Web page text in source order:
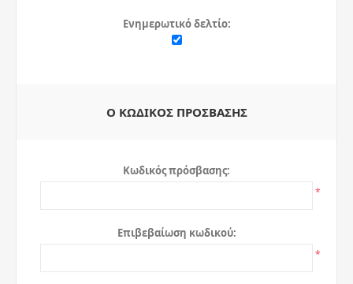
Ενημερωτικό δελτίο:
Ο ΚΩΔΙΚΌΣ ΠΡΌΣΒΑΣΗΣ
Κωδικός πρόσβασης:
*
Επιβεβαίωση κωδικού:
*